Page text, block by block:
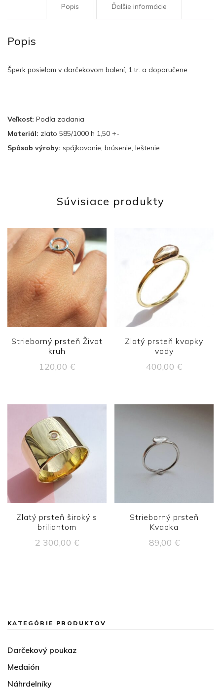
Popis Ďalšie informácie
Popis
Šperk posielam v darčekovom balení, 1.tr. a doporučene
Veľkosť: Podľa zadania
Materiál: zlato 585/1000 h 1,50 +-
Spôsob výroby: spájkovanie, brúsenie, leštenie
Súvisiace produkty
Strieborný prsteň Život
kruh
120,00 €
Zlatý prsteň kvapky
vody
400,00€
Zlatý prsteň široký s
briliantom
2 300,00 €
Strieborný prsteň
Kvapka
89,00 €
KATEGÓRIE PRODUKTOV
Darčekový poukaz
Medaión
Náhrdelníky